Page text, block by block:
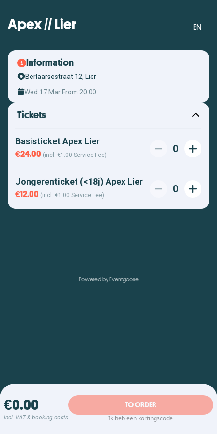
Apex // Lier EN
Information
Berlaarsestraat 12, Lier
Wed 17 Mar From 20:00
Tickets
Basisticket Apex Lier
€24.00 (incl. €1.00 Service Fee)
0
Jongerenticket (<18j) Apex Lier
€12.00 (incl. €1.00 Service Fee)
0
€0.00
incl. VAT & booking costs
TO ORDER
Ik heb een kortingscode
Powered by Eventgoose